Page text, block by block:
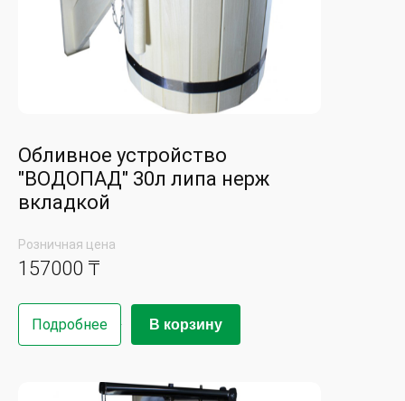
Обливное устройство
"ВОДОПАД" 30л липа нерж
вкладкой
Розничная цена
157000 ₸
Подробнее В корзину